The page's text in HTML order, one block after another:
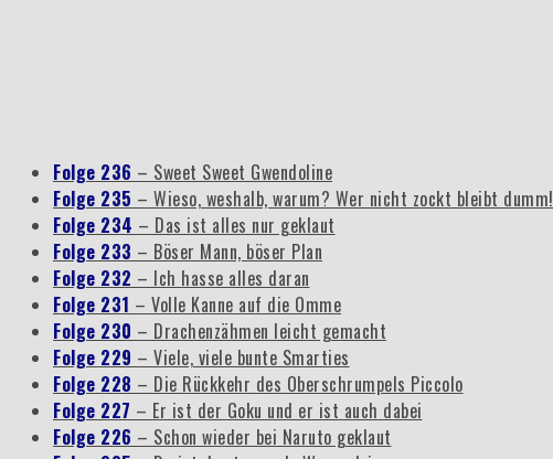
Folge 236 – Sweet Sweet Gwendoline
Folge 235 – Wieso, weshalb, warum? Wer nicht zockt bleibt dumm!
Folge 234 – Das ist alles nur geklaut
Folge 233 – Böser Mann, böser Plan
Folge 232 – Ich hasse alles daran
Folge 231 – Volle Kanne auf die Omme
Folge 230 – Drachenzähmen leicht gemacht
Folge 229 – Viele, viele bunte Smarties
Folge 228 – Die Rückkehr des Oberschrumpels Piccolo
Folge 227 – Er ist der Goku und er ist auch dabei
Folge 226 – Schon wieder bei Naruto geklaut